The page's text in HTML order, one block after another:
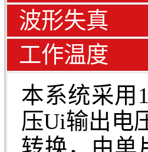
波形失真
工作温度
本系统采用
压Ui输出电
转换，由单